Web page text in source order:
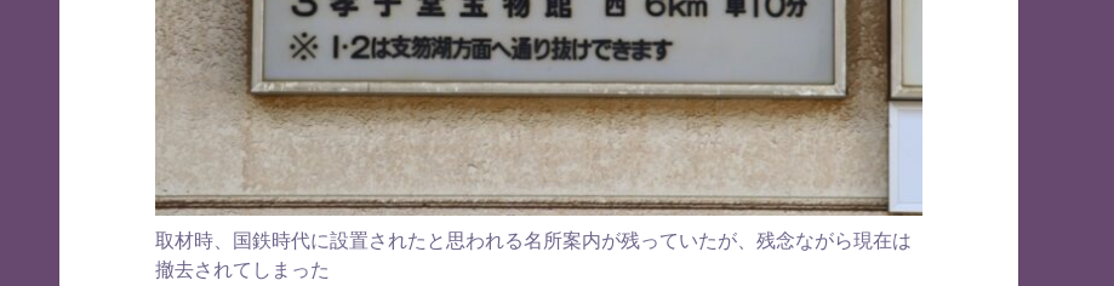
取材時、国鉄時代に設置されたと思われる名所案内が残っていたが、残念ながら現在は
撤去されてしまった